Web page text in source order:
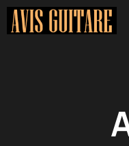
Aller